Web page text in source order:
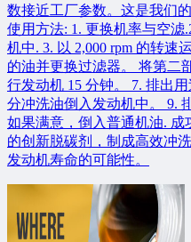
数接近工厂参数。这是我们
使用方法: 1. 更换机率与空
机中. 3. 以 2,000 rpm 的转速
的油并更换过滤器。 将第二
行发动机 15 分钟。 7. 排出
分冲洗油倒入发动机中。 9.
如果满意，倒入普通机油. 成
的创新脱碳剂，制成高效冲
发动机寿命的可能性。